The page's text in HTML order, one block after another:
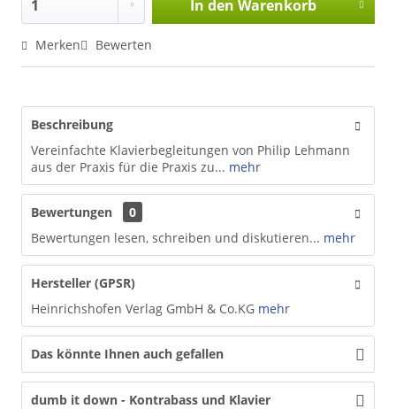
In den Warenkorb
Merken Bewerten
Beschreibung
Vereinfachte Klavierbegleitungen von Philip Lehmann
aus der Praxis für die Praxis zu... mehr
Bewertungen
0
Bewertungen lesen, schreiben und diskutieren... mehr
Hersteller (GPSR)
Heinrichshofen Verlag GmbH & Co.KG mehr
Das könnte Ihnen auch gefallen
dumb it down - Kontrabass und Klavier